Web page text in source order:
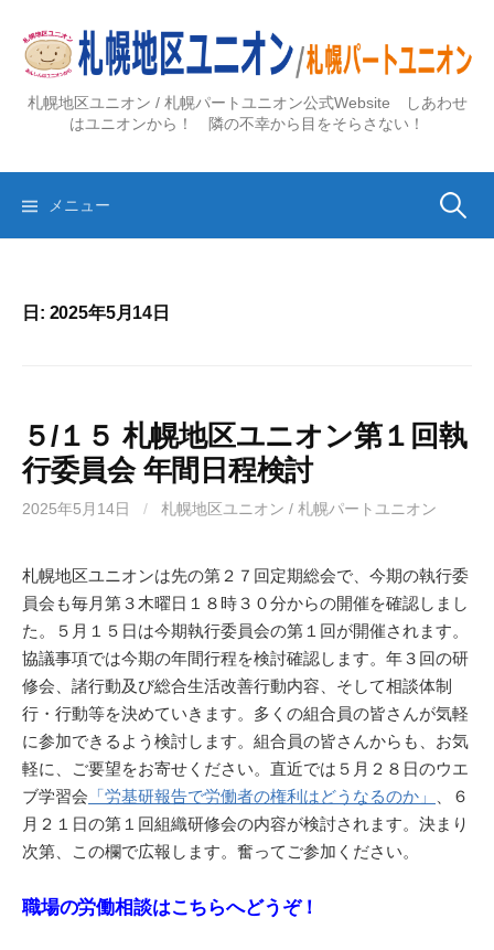
ス
札幌地区ユニオン / 札幌パートユニオン公式Website しあわせ
はユニオンから！ 隣の不幸から目をそらさない！
メニュー 検
日: 2025年5月14日
５/１５ 札幌地区ユニオン第１回執
行委員会 年間日程検討
2025年5月14日 / 札幌地区ユニオン / 札幌パートユニオン
札幌地区ユニオンは先の第２７回定期総会で、今期の執行委
員会も毎月第３木曜日１８時３０分からの開催を確認しまし
た。５月１５日は今期執行委員会の第１回が開催されます。
協議事項では今期の年間行程を検討確認します。年３回の研
修会、諸行動及び総合生活改善行動内容、そして相談体制
行・行動等を決めていきます。多くの組合員の皆さんが気軽
に参加できるよう検討します。組合員の皆さんからも、お気
軽に、ご要望をお寄せください。直近では５月２８日のウエ
ブ学習会 「労基研報告で労働者の権利はどうなるのか」
、６
月２１日の第１回組織研修会の内容が検討されます。決まり
次第、この欄で広報します。奮ってご参加ください。
職場の労働相談はこちらへどうぞ！